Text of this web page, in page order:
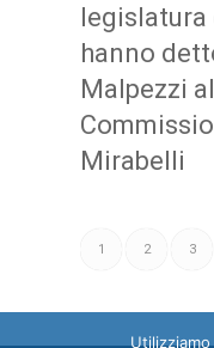
legislatura
hanno
Malpezzi
Mirabelli
1 2 3